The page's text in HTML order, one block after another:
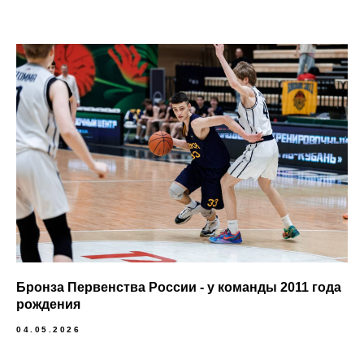
Бронза Первенства России - у команды 2011 года
рождения
04.05.2026